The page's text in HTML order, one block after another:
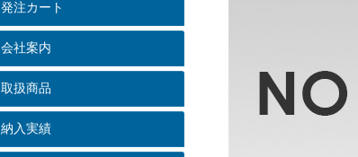
発注カート
会社案内
取扱商品
納入実績